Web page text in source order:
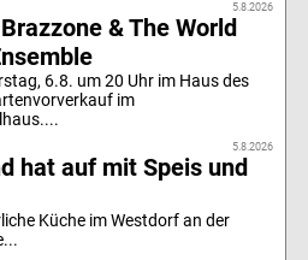
5.8.2026
& The World
6.8. um 20 Uhr im Haus des
im
5.8.2026
hat auf mit Speis und
Küche im Westdorf an der